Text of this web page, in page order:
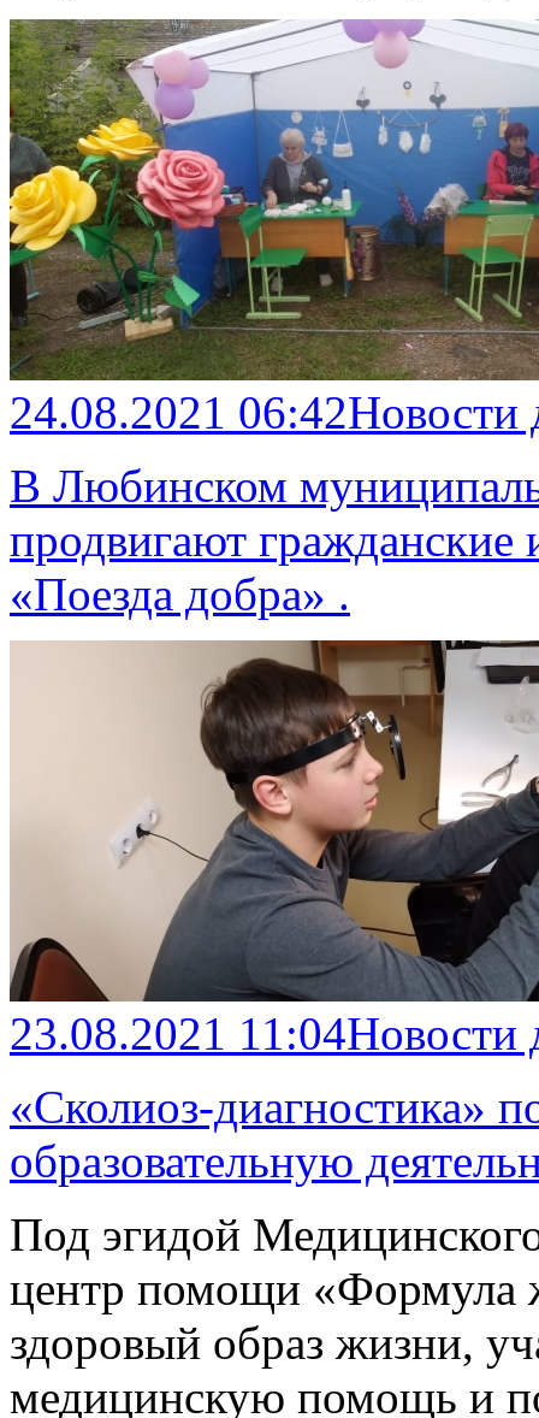
24.08.2021 06:42
В Любинском
продвигают
«Поезда добра» .
23.08.2021 11:04
«Сколиоз-диагностика»
образовательную
Под эгидой
центр помощи «Формула
здоровый образ жизни,
медицинскую помощь и